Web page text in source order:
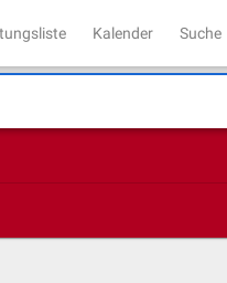
Kalender Suche